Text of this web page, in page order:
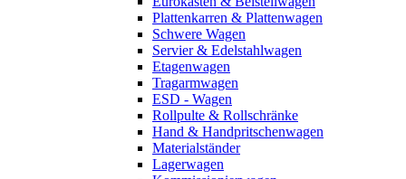
Plattenkarren & Plattenwagen
Schwere Wagen
Servier & Edelstahlwagen
Etagenwagen
Tragarmwagen
ESD - Wagen
Rollpulte & Rollschränke
Hand & Handpritschenwagen
Materialständer
Lagerwagen